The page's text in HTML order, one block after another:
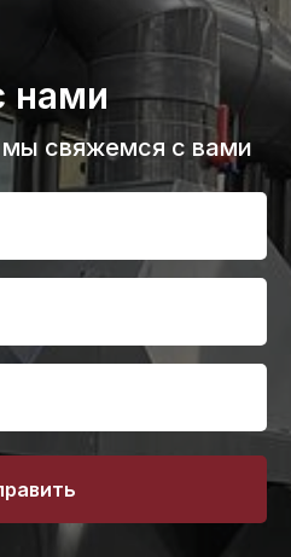
нами
мы свяжемся с вами